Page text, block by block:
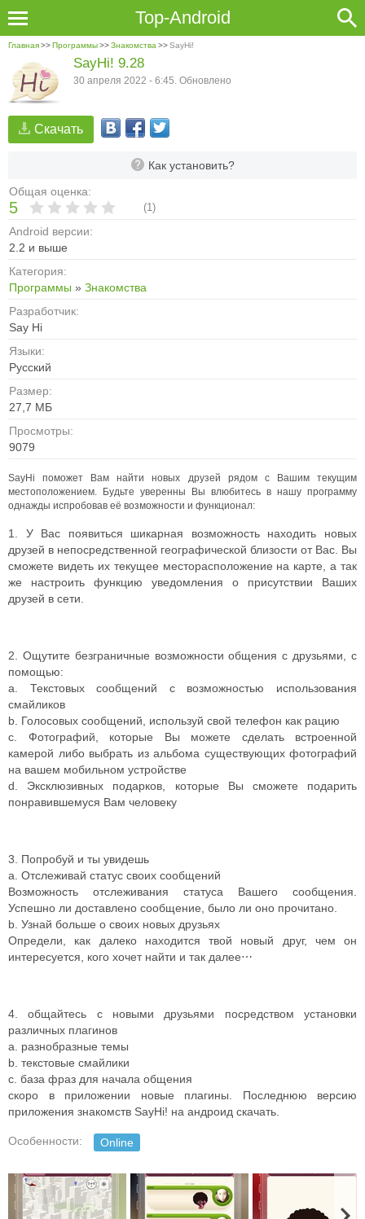
Top-Android
Главная>>Программы>>Знакомства >>SayHi!
Скачать
Как установить?
Общая оценка:
5 (1)
Android версии:
2.2 и выше
Категория:
Программы » Знакомства
Разработчик:
Say Hi
Языки:
Русский
Размер:
27,7 МБ
Просмотры:
9079
SayHi! 9.28
30 апреля 2022 - 6:45. Обновлено
SayHi поможет Вам найти новых друзей рядом с Вашим текущим
местоположением.
Будьте уверенны Вы влюбитесь в нашу программу
однажды испробовав её возможности и функционал:
1. У Вас появиться шикарная возможность находить новых
друзей в непосредственной географической близости от Вас. Вы
сможете видеть их текущее месторасположение на карте, а так
же настроить функцию уведомления о присутствии Ваших
друзей в сети.
2. Ощутите безграничные возможности общения с друзьями, с
помощью:
a. Текстовых сообщений с возможностью использования
смайликов
b. Голосовых сообщений, используй свой телефон как рацию
c. Фотографий, которые Вы можете сделать встроенной
камерой либо выбрать из альбома существующих фотографий
на вашем мобильном устройстве
d. Эксклюзивных подарков, которые Вы сможете подарить
понравившемуся Вам человеку
3. Попробуй и ты увидешь
a. Отслеживай статус своих сообщений
Возможность отслеживания статуса Вашего сообщения.
Успешно ли доставлено сообщение, было ли оно прочитано.
b. Узнай больше о своих новых друзьях
Определи, как далеко находится твой новый друг, чем он
интересуется, кого хочет найти и так далее⋯
4. общайтесь с новыми друзьями посредством установки
различных плагинов
a. разнобразные темы
b. текстовые смайлики
c. база фраз для начала общения
скоро в приложении новые плагины. Последнюю версию
приложения знакомств SayHi! на андроид скачать.
Особенности: Online